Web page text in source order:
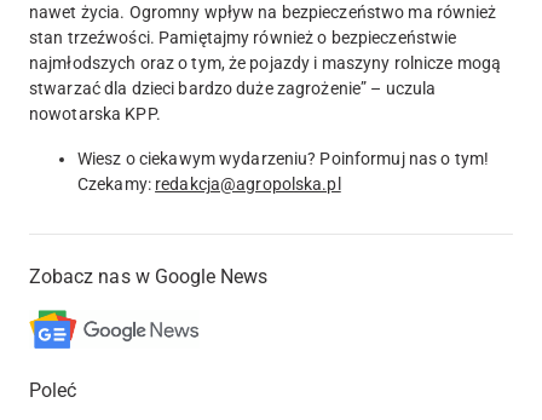
nawet życia. Ogromny wpływ na bezpieczeństwo ma również
stan trzeźwości. Pamiętajmy również o bezpieczeństwie
najmłodszych oraz o tym, że pojazdy i maszyny rolnicze mogą
stwarzać dla dzieci bardzo duże zagrożenie” – uczula
nowotarska KPP.
Wiesz o ciekawym wydarzeniu? Poinformuj nas o tym!
Czekamy: redakcja@agropolska.pl
Zobacz nas w Google News
Poleć